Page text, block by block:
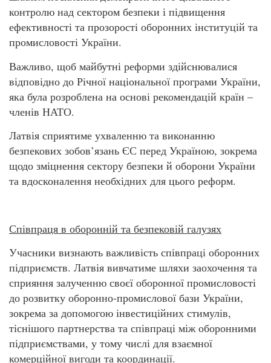
контролю над сектором безпеки і підвищення
ефективності та прозорості оборонних інституцій та
промисловості України.
Важливо, щоб майбутні реформи здійснювалися
відповідно до Річної національної програми України,
яка була розроблена на основі рекомендацій країн –
членів НАТО.
Латвія сприятиме ухваленню та виконанню
безпекових зобов’язань ЄС перед Україною, зокрема
щодо зміцнення сектору безпеки й оборони України
та вдосконалення необхідних для цього реформ.
Співпраця в оборонній та безпековій галузях
Учасники визнають важливість співпраці оборонних
підприємств. Латвія вивчатиме шляхи заохочення та
сприяння залученню своєї оборонної промисловості
до розвитку оборонно-промислової бази України,
зокрема за допомогою інвестиційних стимулів,
тіснішого партнерства та співпраці між оборонними
підприємствами, у тому числі для взаємної
комерційної вигоди та координації.